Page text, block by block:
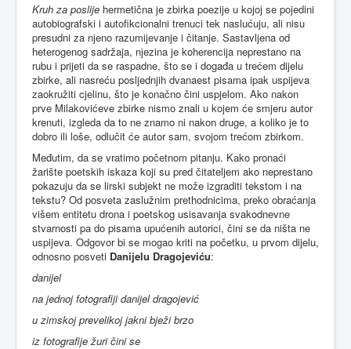
Kruh za poslije hermetična je zbirka poezije u kojoj se pojedini
autobiografski i autofikcionalni trenuci tek naslućuju, ali nisu
presudni za njeno razumijevanje i čitanje. Sastavljena od
heterogenog sadržaja, njezina je koherencija neprestano na
rubu i prijeti da se raspadne, što se i događa u trećem dijelu
zbirke, ali nasreću posljednjih dvanaest pisama ipak uspijeva
zaokružiti cjelinu, što je konačno čini uspjelom. Ako nakon
prve Milakovićeve zbirke nismo znali u kojem će smjeru autor
krenuti, izgleda da to ne znamo ni nakon druge, a koliko je to
dobro ili loše, odlučit će autor sam, svojom trećom zbirkom.
Međutim, da se vratimo početnom pitanju. Kako pronaći
žarište poetskih iskaza koji su pred čitateljem ako neprestano
pokazuju da se lirski subjekt ne može izgraditi tekstom i na
tekstu? Od posveta zaslužnim prethodnicima, preko obraćanja
višem entitetu drona i poetskog usisavanja svakodnevne
stvarnosti pa do pisama upućenih autorici, čini se da ništa ne
uspijeva. Odgovor bi se mogao kriti na početku, u prvom dijelu,
odnosno posveti Danijelu Dragojeviću:
danijel
na jednoj fotografiji danijel dragojević
u zimskoj prevelikoj jakni bježi brzo
iz fotografije žuri čini se